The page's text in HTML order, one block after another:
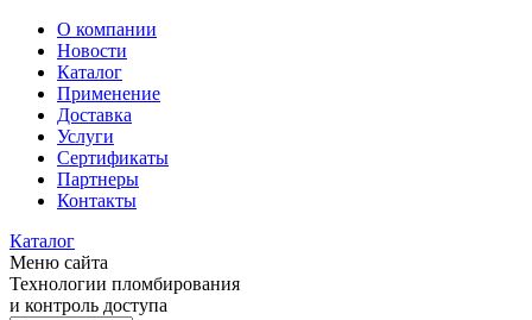
О компании
Новости
Каталог
Применение
Доставка
Услуги
Сертификаты
Партнеры
Контакты
Каталог
Меню сайта
Технологии пломбирования
и контроль доступа